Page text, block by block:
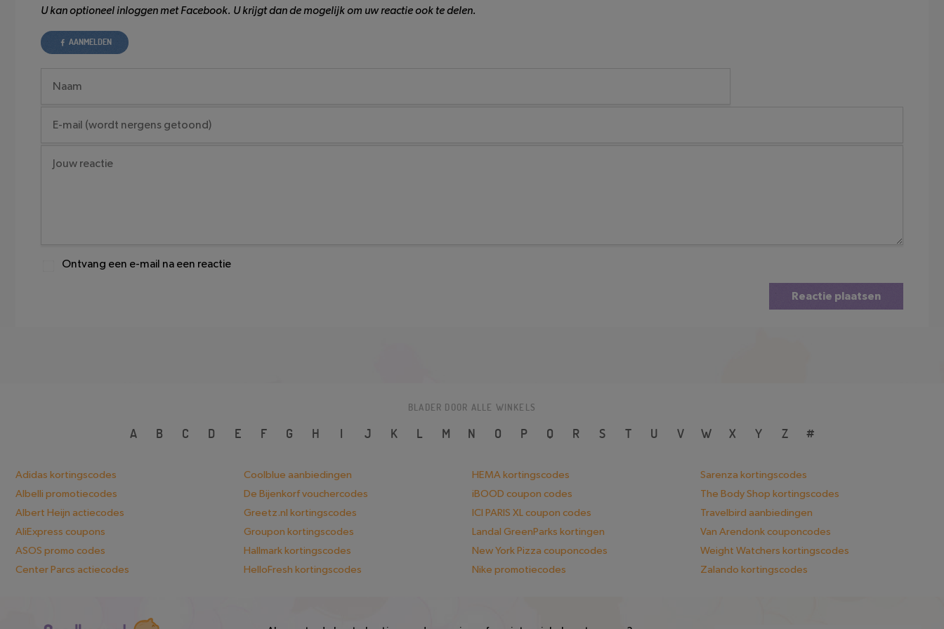
U kan optioneel inloggen met Facebook. U krijgt dan de mogelijk om uw reactie ook te delen.
AANMELDEN
Ontvang een e-mail na een reactie
Reactie plaatsen
BLADER DOOR ALLE WINKELS
A B C D E F G H I J K L M N O P Q R S T U V W X Y Z #
Adidas kortingscodes
Albelli promotiecodes
Albert Heijn actiecodes
AliExpress coupons
ASOS promo codes
Center Parcs actiecodes
Coolblue aanbiedingen
De Bijenkorf vouchercodes
Greetz.nl kortingscodes
Groupon kortingscodes
Hallmark kortingscodes
HelloFresh kortingscodes
HEMA kortingscodes
iBOOD coupon codes
ICI PARIS XL coupon codes
Landal GreenParks kortingen
New York Pizza couponcodes
Nike promotiecodes
Sarenza kortingscodes
The Body Shop kortingscodes
Travelbird aanbiedingen
Van Arendonk couponcodes
Weight Watchers kortingscodes
Zalando kortingscodes